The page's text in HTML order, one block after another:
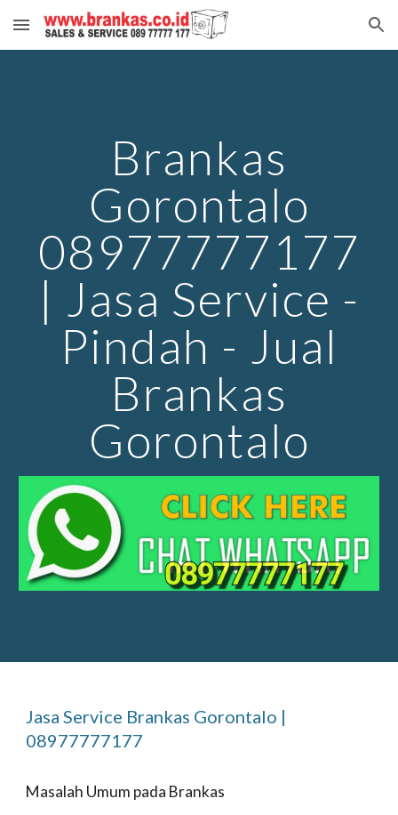
Skip to main content Skip to navigation
Brankas
Gorontalo
08977777177
| Jasa Service -
Pindah - Jual
Brankas
Gorontalo
Jasa Service Brankas Gorontalo |
08977777177
Masalah Umum pada Brankas